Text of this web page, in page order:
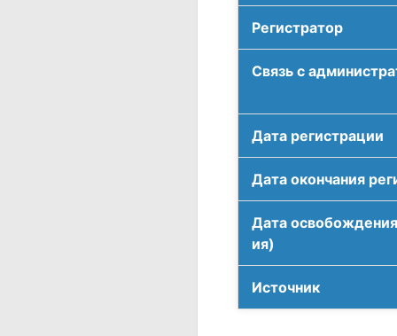
Регистратор
Связь с
Дата регистрации
Дата окончания
Дата
ия)
Источник